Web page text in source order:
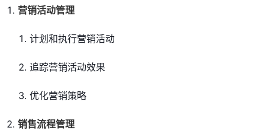
营销活动管理
计划和执行营销活动
追踪营销活动效果
优化营销策略
销售流程管理